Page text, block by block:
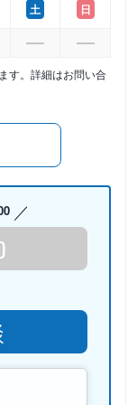
土
日
す。詳細はお問い合